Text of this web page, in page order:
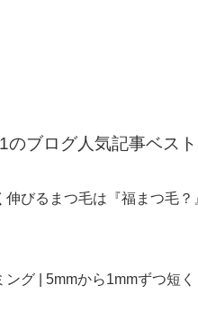
ブログ人気記事ベスト
びるまつ毛は『福まつ毛？
ング | 5mmから1mmずつ短